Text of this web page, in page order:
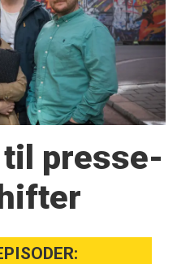
til presse­